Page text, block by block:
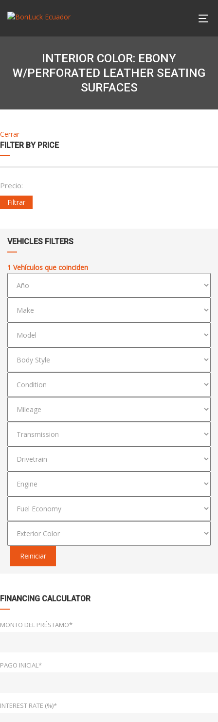
INTERIOR COLOR: EBONY
W/PERFORATED LEATHER SEATING
SURFACES
Cerrar
FILTER BY PRICE
Precio:
Filtrar
VEHICLES FILTERS
1 Vehículos que coinciden
Reiniciar
FINANCING CALCULATOR
MONTO DEL PRÉSTAMO*
PAGO INICIAL*
INTEREST RATE (%)*